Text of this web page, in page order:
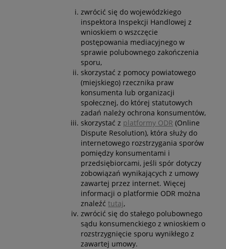
zwrócić się do wojewódzkiego
inspektora Inspekcji Handlowej z
wnioskiem o wszczęcie
postępowania mediacyjnego w
sprawie polubownego zakończenia
sporu,
skorzystać z pomocy powiatowego
(miejskiego) rzecznika praw
konsumenta lub organizacji
społecznej, do której statutowych
zadań należy ochrona konsumentów,
skorzystać z platformy ODR (Online
Dispute Resolution), która służy do
internetowego rozstrzygania sporów
pomiędzy konsumentami i
przedsiębiorcami, jeśli spór dotyczy
zobowiązań wynikających z umowy
zawartej przez internet. Więcej
informacji o platformie ODR można
znaleźć tutaj,
zwrócić się do stałego polubownego
sądu konsumenckiego z wnioskiem o
rozstrzygnięcie sporu wynikłego z
zawartej umowy.